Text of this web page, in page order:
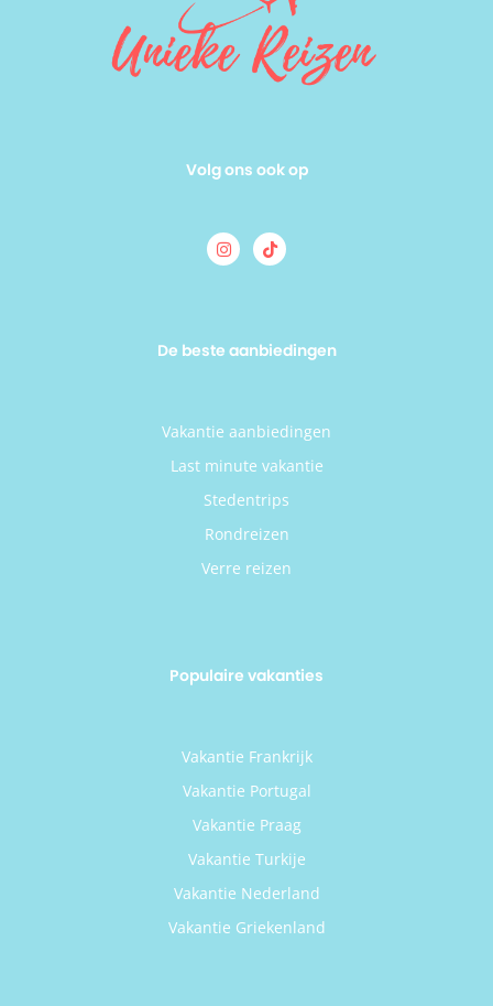
Volg ons ook op
De beste aanbiedingen
Vakantie aanbiedingen
Last minute vakantie
Stedentrips
Rondreizen
Verre reizen
Populaire vakanties
Vakantie Frankrijk
Vakantie Portugal
Vakantie Praag
Vakantie Turkije
Vakantie Nederland
Vakantie Griekenland